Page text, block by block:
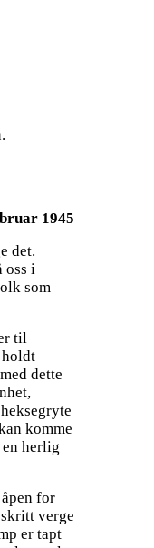
1945
det.
oss i
som
til
holdt
dette
komme
herlig
for
verge
er tapt